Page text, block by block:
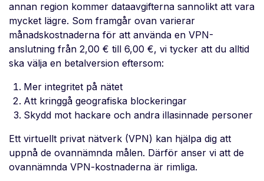
annan region kommer dataavgifterna sannolikt att vara
mycket lägre. Som framgår ovan varierar
månadskostnaderna för att använda en VPN-
anslutning från 2,00 € till 6,00 €, vi tycker att du alltid
ska välja en betalversion eftersom:
Mer integritet på nätet
Att kringgå geografiska blockeringar
Skydd mot hackare och andra illasinnade personer
Ett virtuellt privat nätverk (VPN) kan hjälpa dig att
uppnå de ovannämnda målen. Därför anser vi att de
ovannämnda VPN-kostnaderna är rimliga.